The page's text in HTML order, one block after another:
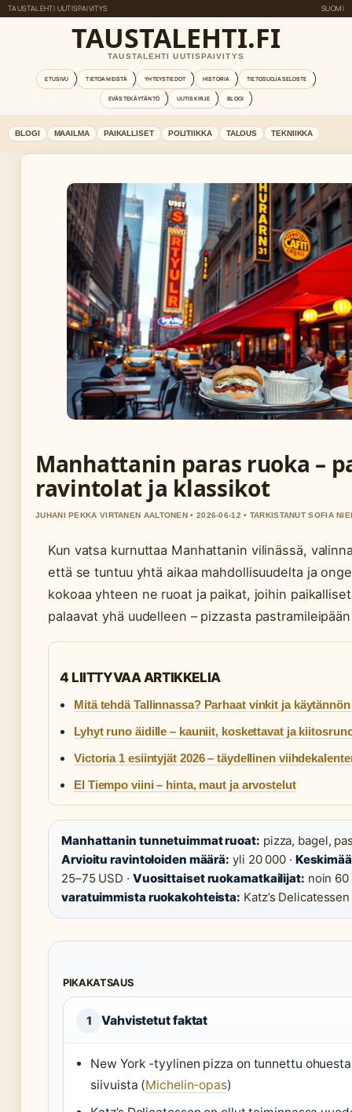
TAUSTALEHTI UUTISPAIVITYS SUOMI
TAUSTALEHTI.FI
TAUSTALEHTI UUTISPAIVITYS
ETUSIVU TIETOA MEISTÄ YHTEYSTIEDOT HISTORIA TIETOSUOJASELOSTE
EVÄSTEKÄYTÄNTÖ UUTISKIRJE BLOGI
BLOGI MAAILMA PAIKALLISET POLITIIKKA TALOUS TEKNIIKKA
Manhattanin paras ruoka –
ravintolat ja klassikot
JUHANI PEKKA VIRTANEN AALTONEN • 2026-06-12 • TARKISTANUT SOFIA
Kun vatsa kurnuttaa Manhattanin vilinässä,
että se tuntuu yhtä aikaa mahdollisuudelta ja
kokoaa yhteen ne ruoat ja paikat, joihin
palaavat yhä uudelleen – pizzasta
4 LIITTYVAA ARTIKKELIA
Mitä tehdä Tallinnassa? Parhaat vinkit ja
Lyhyt runo äidille – kauniit, koskettavat ja
Victoria 1 esiintyjät 2026 – täydellinen
El Tiempo viini – hinta, maut ja arvostelut
Manhattanin tunnetuimmat ruoat: pizza, bagel,
Arvioitu ravintoloiden määrä: yli 20 000 ·
25–75 USD · Vuosittaiset ruokamatkailijat: noin 60
varatuimmista ruokakohteista: Katz’s Delicatessen
PIKAKATSAUS
1 Vahvistetut faktat
New York -tyylinen pizza on tunnettu
siivuista (Michelin-opas)